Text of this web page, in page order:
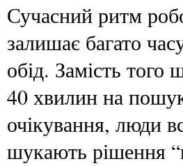
Сучасний ритм
залишає багато
обід. Замість того
40 хвилин на
очікування, люди
шукають рішення